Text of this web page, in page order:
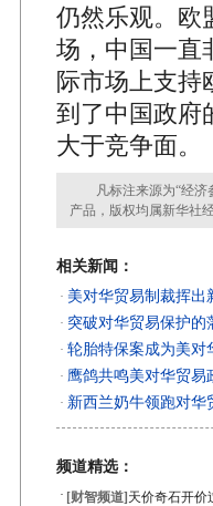
仍然乐观。欧
场，中国一直
际市场上支持
到了中国政府
大于竞争面。
凡标注来源为“经济参
产品，版权均属新华社
相关新闻：
· 美对华贸易制裁挥出
· 突破对华贸易保护的
· 轮胎特保案成为美对
· 鹰鸽共鸣美对华贸易
· 新西兰奶牛领跑对华
频道精选：
· [财智频道] 天价奇石开价